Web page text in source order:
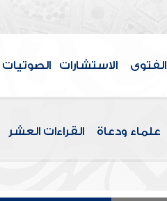
الفتوى الاستشارات الصوتيات
علماء ودعاة القراءات العشر